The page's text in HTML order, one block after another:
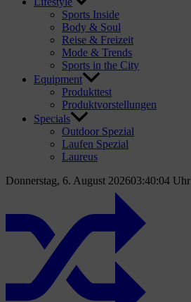
Sports Inside
Body & Soul
Reise & Freizeit
Mode & Trends
Sports in the City
Equipment
Produkttest
Produktvorstellungen
Specials
Outdoor Spezial
Laufen Spezial
Laureus
Donnerstag, 6. August 202603:40:05 Uhr